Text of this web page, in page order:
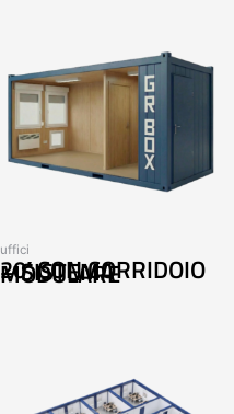
uffici
20′ CON CORRIDOIO – SISTEMA MODULARE